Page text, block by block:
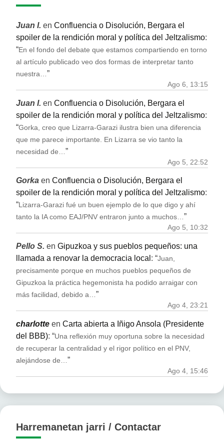
Juan I. en Confluencia o Disolución, Bergara el
spoiler de la rendición moral y política del Jeltzalismo:
“En el fondo del debate que estamos compartiendo en torno
al artículo publicado veo dos formas de interpretar tanto
nuestra… ”
Ago 6, 13:15
Juan I. en Confluencia o Disolución, Bergara el
spoiler de la rendición moral y política del Jeltzalismo:
“Gorka, creo que Lizarra-Garazi ilustra bien una diferencia
que me parece importante. En Lizarra se vio tanto la
necesidad de… ”
Ago 5, 22:52
Gorka en Confluencia o Disolución, Bergara el
spoiler de la rendición moral y política del Jeltzalismo:
“Lizarra-Garazi fué un buen ejemplo de lo que digo y ahí
tanto la IA como EAJ/PNV entraron junto a muchos…”
Ago 5, 10:32
Pello S. en Gipuzkoa y sus pueblos pequeños: una
llamada a renovar la democracia local : “Juan,
precisamente porque en muchos pueblos pequeños de
Gipuzkoa la práctica hegemonista ha podido arraigar con
más facilidad, debido a…”
Ago 4, 23:21
charlotte en Carta abierta a Iñigo Ansola (Presidente
del BBB): “Una reflexión muy oportuna sobre la necesidad
de recuperar la centralidad y el rigor político en el PNV,
alejándose de…”
Ago 4, 15:46
Harremanetan jarri / Contactar